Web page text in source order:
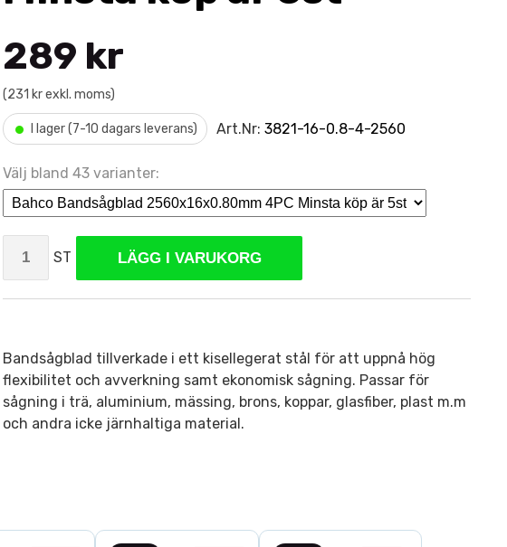
289 kr
(231 kr exkl. moms)
• I lager (7-10 dagars leverans) Art.Nr: 3821-16-0.8-4-2560
Välj bland 43 varianter:
ST LÄGG I VARUKORG
Bandsågblad tillverkade i ett kisellegerat stål för att uppnå hög
flexibilitet och avverkning samt ekonomisk sågning. Passar för
sågning i trä, aluminium, mässing, brons, koppar, glasfiber, plast m.m
och andra icke järnhaltiga material.